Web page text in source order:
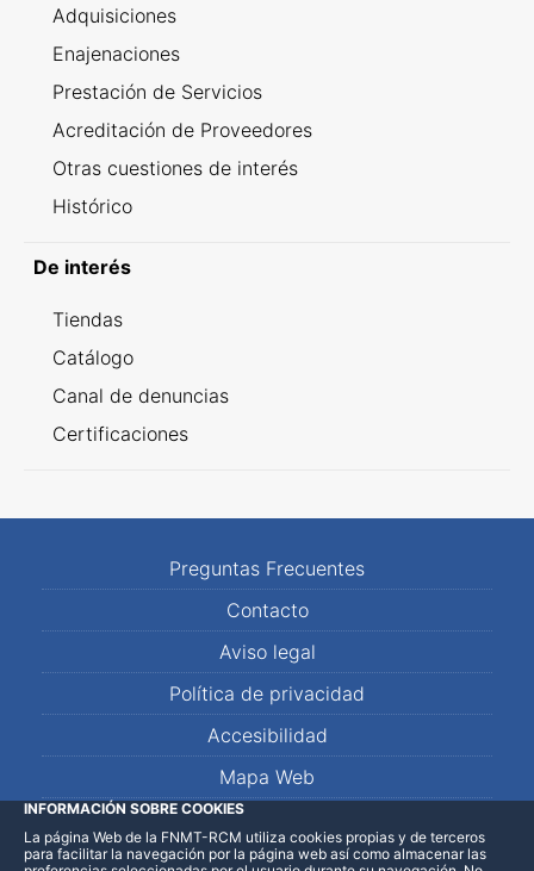
Adquisiciones
Enajenaciones
Prestación de Servicios
Acreditación de Proveedores
Otras cuestiones de interés
Histórico
De interés
Tiendas
Catálogo
Canal de denuncias
Certificaciones
Preguntas Frecuentes
Contacto
Aviso legal
Política de privacidad
Accesibilidad
Mapa Web
LinkedInFacebookWhatsApp
INFORMACIÓN SOBRE COOKIES
La página Web de la FNMT-RCM utiliza cookies propias y de terceros
para facilitar la navegación por la página web así como almacenar las